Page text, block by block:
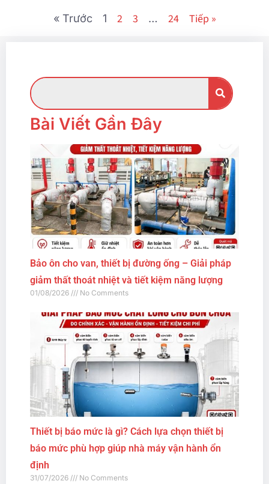
« Trước 1 2 3 … 24 Tiếp »
Bài Viết Gần Đây
Bảo ôn cho van, thiết bị đường ống – Giải pháp
giảm thất thoát nhiệt và tiết kiệm năng lượng
01/08/2026 No Comments
Thiết bị báo mức là gì? Cách lựa chọn thiết bị
báo mức phù hợp giúp nhà máy vận hành ổn
định
31/07/2026 No Comments